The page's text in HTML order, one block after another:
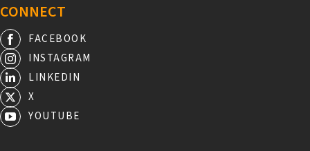
CONNECT
FACEBOOK
INSTAGRAM
LINKEDIN
X
YOUTUBE